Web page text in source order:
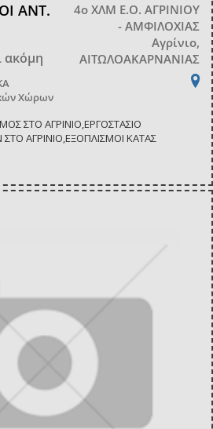
ΑΝΤ.
ακόμη
Χώρων
4ο ΧΛΜ Ε.Ο. ΑΓΡΙΝΙΟΥ
- ΑΜΦΙΛΟΧΙΑΣ
Αγρίνιο,
ΑΙΤΩΛΟΑΚΑΡΝΑΝΙΑΣ
ΣΤΟ ΑΓΡΙΝΙΟ,ΕΡΓΟΣΤΑΣΙΟ
ΑΓΡΙΝΙΟ,ΕΞΟΠΛΙΣΜΟΙ ΚΑΤΑΣ